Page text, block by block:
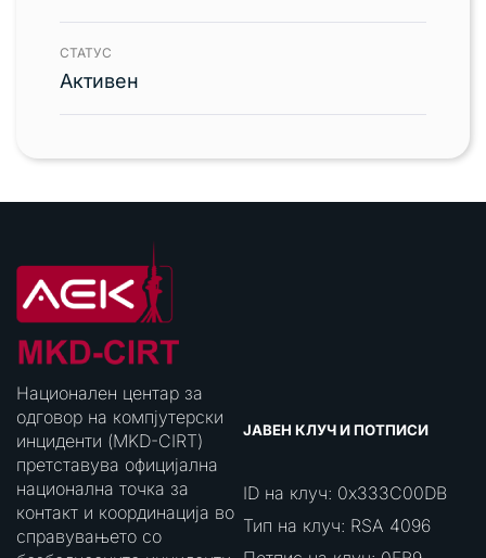
СТАТУС
Активен
Национален центар за
одговор на компјутерски
инциденти (MKD-CIRT)
претставува официјална
национална точка за
контакт и координација во
справувањето со
ЈАВЕН КЛУЧ И ПОТПИСИ
ID на клуч: 0x333C00DB
Тип на клуч: RSA 4096